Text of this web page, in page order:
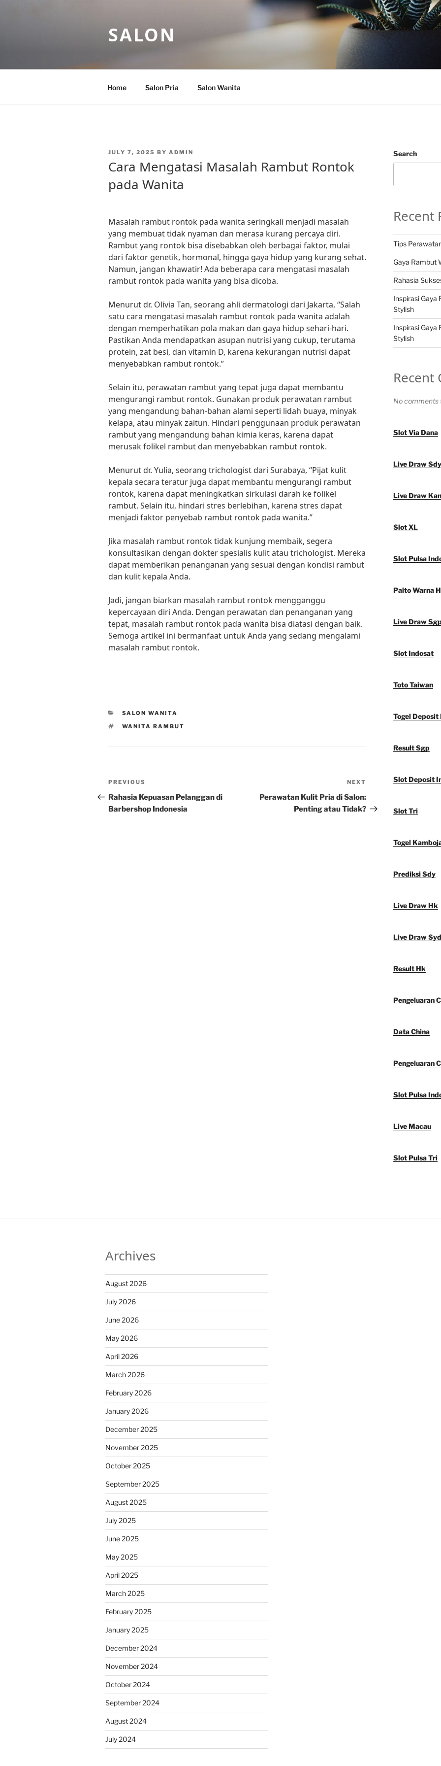
SALON
Home Salon Pria Salon Wanita
POSTED
JULY 7, 2025 BY ADMIN
Cara Mengatasi Masalah Rambut Rontok
pada Wanita
Masalah rambut rontok pada wanita seringkali menjadi masalah
yang membuat tidak nyaman dan merasa kurang percaya diri.
Rambut yang rontok bisa disebabkan oleh berbagai faktor, mulai
dari faktor genetik, hormonal, hingga gaya hidup yang kurang sehat.
Namun, jangan khawatir! Ada beberapa cara mengatasi masalah
rambut rontok pada wanita yang bisa dicoba.
Menurut dr. Olivia Tan, seorang ahli dermatologi dari Jakarta, “Salah
satu cara mengatasi masalah rambut rontok pada wanita adalah
dengan memperhatikan pola makan dan gaya hidup sehari-hari.
Pastikan Anda mendapatkan asupan nutrisi yang cukup, terutama
protein, zat besi, dan vitamin D, karena kekurangan nutrisi dapat
menyebabkan rambut rontok.”
Selain itu, perawatan rambut yang tepat juga dapat membantu
mengurangi rambut rontok. Gunakan produk perawatan rambut
yang mengandung bahan-bahan alami seperti lidah buaya, minyak
kelapa, atau minyak zaitun. Hindari penggunaan produk perawatan
rambut yang mengandung bahan kimia keras, karena dapat
merusak folikel rambut dan menyebabkan rambut rontok.
Menurut dr. Yulia, seorang trichologist dari Surabaya, “Pijat kulit
kepala secara teratur juga dapat membantu mengurangi rambut
rontok, karena dapat meningkatkan sirkulasi darah ke folikel
rambut. Selain itu, hindari stres berlebihan, karena stres dapat
menjadi faktor penyebab rambut rontok pada wanita.”
Jika masalah rambut rontok tidak kunjung membaik, segera
konsultasikan dengan dokter spesialis kulit atau trichologist. Mereka
dapat memberikan penanganan yang sesuai dengan kondisi rambut
dan kulit kepala Anda.
Jadi, jangan biarkan masalah rambut rontok mengganggu
kepercayaan diri Anda. Dengan perawatan dan penanganan yang
tepat, masalah rambut rontok pada wanita bisa diatasi dengan baik.
Semoga artikel ini bermanfaat untuk Anda yang sedang mengalami
masalah rambut rontok.
CATEGORIES
SALON WANITA
TAGS
WANITA RAMBUT
Post
navigation
Previous
Post
PREVIOUS
Rahasia Kepuasan Pelanggan di
Barbershop Indonesia
Post
NEXT
Perawatan Kulit Pria di Salon:
Penting atau Tidak?
Search
Recent
Tips
Gaya Rambut
Rahasia
Inspirasi Gaya
Stylish
Inspirasi Gaya
Stylish
Recent
No comments
Slot Via Dana
Live Draw Sdy
Live Draw
Slot XL
Slot Pulsa
Paito Warna
Live Draw
Slot Indosat
Toto Taiwan
Togel Deposit
Result Sgp
Slot Deposit
Slot Tri
Togel
Prediksi Sdy
Live Draw Hk
Live Draw
Result Hk
Pengeluaran
Data China
Pengeluaran
Slot Pulsa
Live Macau
Slot Pulsa Tri
Archives
August 2026
July 2026
June 2026
May 2026
April 2026
March 2026
February 2026
January 2026
December 2025
November 2025
October 2025
September 2025
August 2025
July 2025
June 2025
May 2025
April 2025
March 2025
February 2025
January 2025
December 2024
November 2024
October 2024
September 2024
August 2024
July 2024